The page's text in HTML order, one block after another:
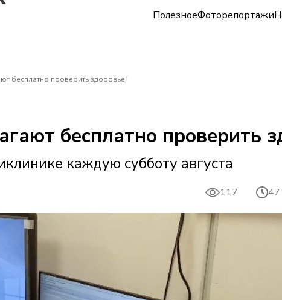
ПолезноеФоторепортажи
бесплатно проверить здоровье/
бесплатно проверить
каждую субботу августа
117 47